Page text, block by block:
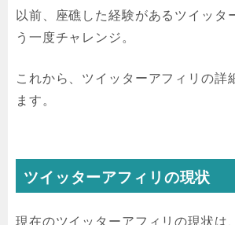
以前、座礁した経験があるツイッタ
う一度チャレンジ。
これから、ツイッターアフィリの詳
ます。
ツイッターアフィリの現状
現在のツイッターアフィリの現状は